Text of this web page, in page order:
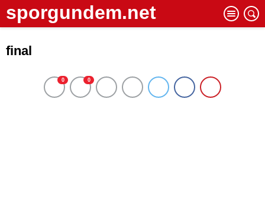
sporgundem.net
final
0 0